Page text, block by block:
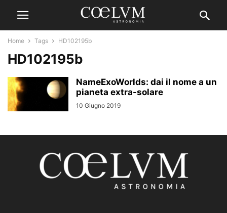
Home Tags HD102195b
HD102195b
NameExoWorlds: dai il nome a un
pianeta extra-solare
10 Giugno 2019